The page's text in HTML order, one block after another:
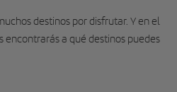
destinos por disfrutar. Y en el
encontrarás a qué destinos puedes